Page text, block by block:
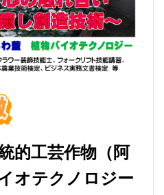
的工芸作物（阿
オテクノロジー